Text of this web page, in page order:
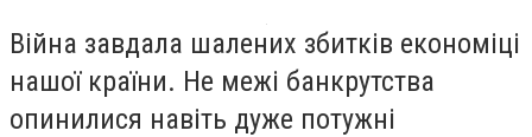
Війна завдала шалених збитків економіці
нашої країни. Не межі банкрутства
опинилися навіть дуже потужні